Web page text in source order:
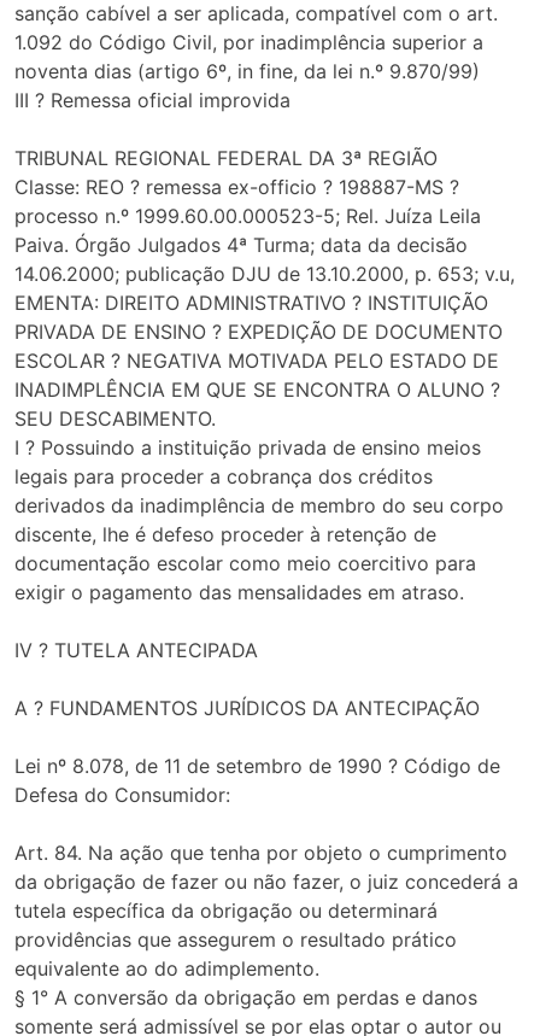
sanção cabível a ser aplicada, compatível com o art.
1.092 do Código Civil, por inadimplência superior a
noventa dias (artigo 6º, in fine, da lei n.º 9.870/99)
III ? Remessa oficial improvida
TRIBUNAL REGIONAL FEDERAL DA 3ª REGIÃO
Classe: REO ? remessa ex-officio ? 198887-MS ?
processo n.º 1999.60.00.000523-5; Rel. Juíza Leila
Paiva. Órgão Julgados 4ª Turma; data da decisão
14.06.2000; publicação DJU de 13.10.2000, p. 653; v.u,
EMENTA: DIREITO ADMINISTRATIVO ? INSTITUIÇÃO
PRIVADA DE ENSINO ? EXPEDIÇÃO DE DOCUMENTO
ESCOLAR ? NEGATIVA MOTIVADA PELO ESTADO DE
INADIMPLÊNCIA EM QUE SE ENCONTRA O ALUNO ?
SEU DESCABIMENTO.
I ? Possuindo a instituição privada de ensino meios
legais para proceder a cobrança dos créditos
derivados da inadimplência de membro do seu corpo
discente, lhe é defeso proceder à retenção de
documentação escolar como meio coercitivo para
exigir o pagamento das mensalidades em atraso.
IV ? TUTELA ANTECIPADA
A ? FUNDAMENTOS JURÍDICOS DA ANTECIPAÇÃO
Lei nº 8.078, de 11 de setembro de 1990 ? Código de
Defesa do Consumidor:
Art. 84. Na ação que tenha por objeto o cumprimento
da obrigação de fazer ou não fazer, o juiz concederá a
tutela específica da obrigação ou determinará
providências que assegurem o resultado prático
equivalente ao do adimplemento.
§ 1° A conversão da obrigação em perdas e danos
somente será admissível se por elas optar o autor ou